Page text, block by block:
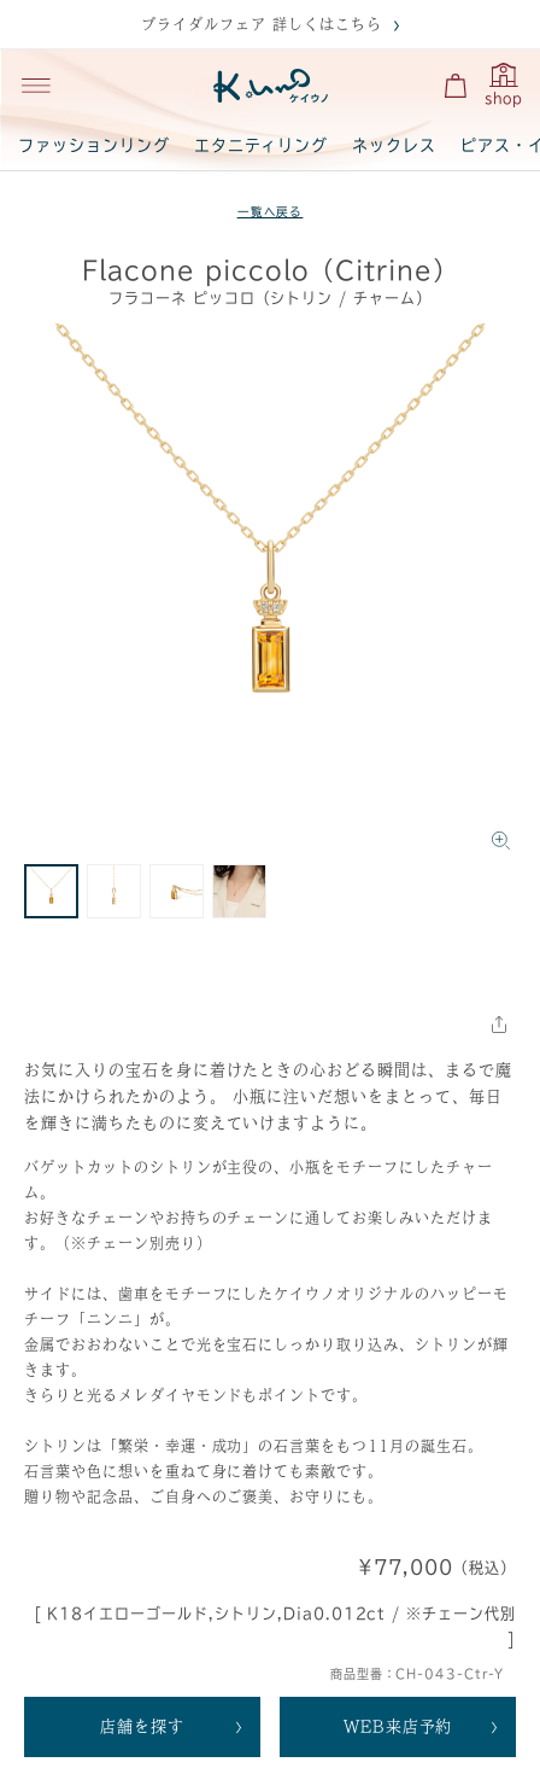
ブライダルフェア 詳しくはこちら
shop
ファッションリング エタニティリング ネックレス ピアス・
一覧へ戻る
Flacone piccolo（Citrine）
フラコーネ ピッコロ（シトリン / チャーム）
お気に入りの宝石を身に着けたときの心おどる瞬間は、まるで魔
法にかけられたかのよう。 小瓶に注いだ想いをまとって、毎日
を輝きに満ちたものに変えていけますように。
バゲットカットのシトリンが主役の、小瓶をモチーフにしたチャー
ム。
お好きなチェーンやお持ちのチェーンに通してお楽しみいただけま
す。（※チェーン別売り）
サイドには、歯車をモチーフにしたケイウノオリジナルのハッピーモ
チーフ「ニンニ」が。
金属でおおわないことで光を宝石にしっかり取り込み、シトリンが輝
きます。
きらりと光るメレダイヤモンドもポイントです。
シトリンは「繁栄・幸運・成功」の石言葉をもつ11月の誕生石。
石言葉や色に想いを重ねて身に着けても素敵です。
贈り物や記念品、ご自身へのご褒美、お守りにも。
¥77,000 （税込）
[ K18イエローゴールド,シトリン,Dia0.012ct / ※チェーン代別
]
商品型番：CH-043-Ctr-Y
店舗を探す WEB来店予約